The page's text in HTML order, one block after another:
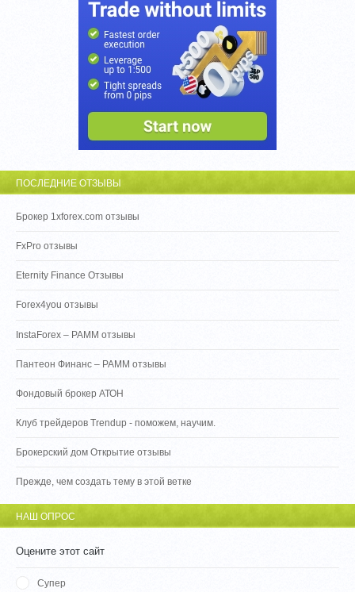
ПОСЛЕДНИЕ ОТЗЫВЫ
Брокер 1xforex.com отзывы
FxPro отзывы
Eternity Finance Отзывы
Forex4you отзывы
InstaForex – PAMM отзывы
Пантеон Финанс – PAMM отзывы
Фондовый брокер АТОН
Клуб трейдеров Trendup - поможем, научим.
Брокерский дом Открытие отзывы
Прежде, чем создать тему в этой ветке
НАШ ОПРОС
Оцените этот сайт
Супер